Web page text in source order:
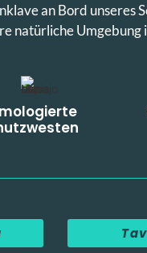
an Bord unseres
natürliche Umgebung